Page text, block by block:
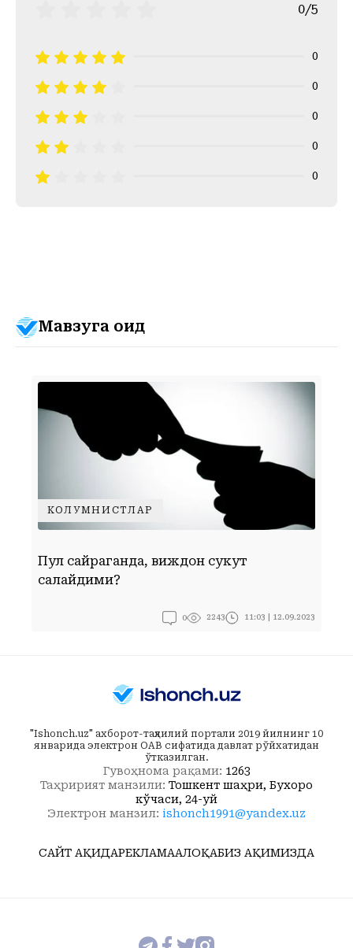
0/5
0
0
0
0
0
Мавзуга оид
КОЛУМНИСТЛАР
Пул сайраганда, виждон сукут
сақлайдими?
0 2243 11:03 | 12.09.2023
"Ishonch.uz" ахборот-таҳлилий портали 2019 йилнинг 10
январида электрон ОАВ сифатида давлат рўйхатидан
ўтказилган.
Гувоҳнома рақами: 1263
Таҳририят манзили: Тошкент шаҳри, Бухоро
кўчаси, 24-уй
Электрон манзил: ishonch1991@yandex.uz
САЙТ ҲАҚИДАРЕКЛАМААЛОҚАБИЗ ҲАҚИМИЗДА